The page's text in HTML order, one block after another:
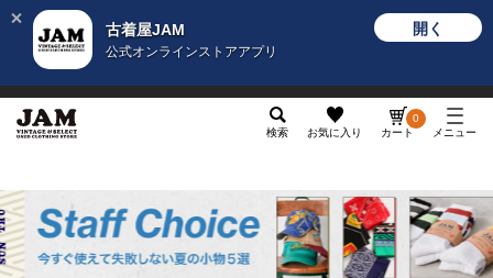
古着屋JAM
公式オンラインストアアプリ
開く
検索 お気に入り カート
0
メニュー